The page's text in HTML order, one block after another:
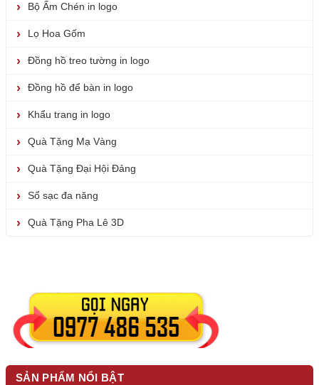
Bộ Ấm Chén in logo
Lọ Hoa Gốm
Đồng hồ treo tường in logo
Đồng hồ để bàn in logo
Khẩu trang in logo
Quà Tặng Mạ Vàng
Quà Tặng Đại Hội Đảng
Sổ sạc đa năng
Quà Tặng Pha Lê 3D
SẢN PHẨM NỔI BẬT